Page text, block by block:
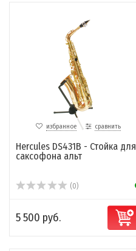
избранное сравнить
Hercules DS431B - Стойка для
саксофона альт
(0)
5 500 руб.